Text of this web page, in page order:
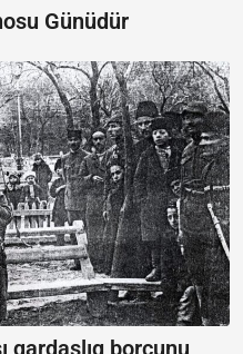
Günüdür
qardaşlıq borcunu